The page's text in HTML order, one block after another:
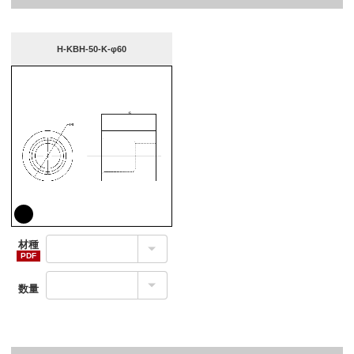
H-KBH-50-K-φ60
材種
数量